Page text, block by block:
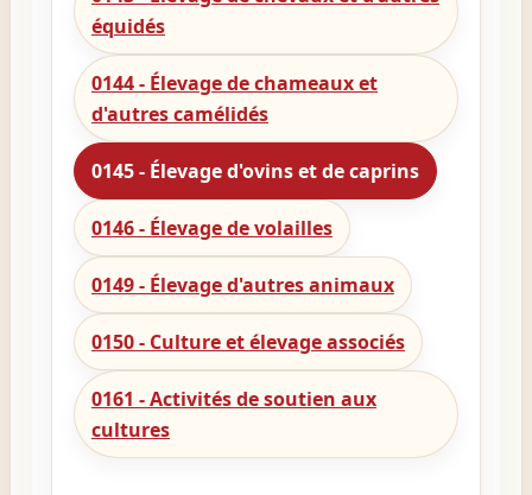
équidés
0144 - Élevage de chameaux et
d'autres camélidés
0145 - Élevage d'ovins et de caprins
0146 - Élevage de volailles
0149 - Élevage d'autres animaux
0150 - Culture et élevage associés
0161 - Activités de soutien aux
cultures